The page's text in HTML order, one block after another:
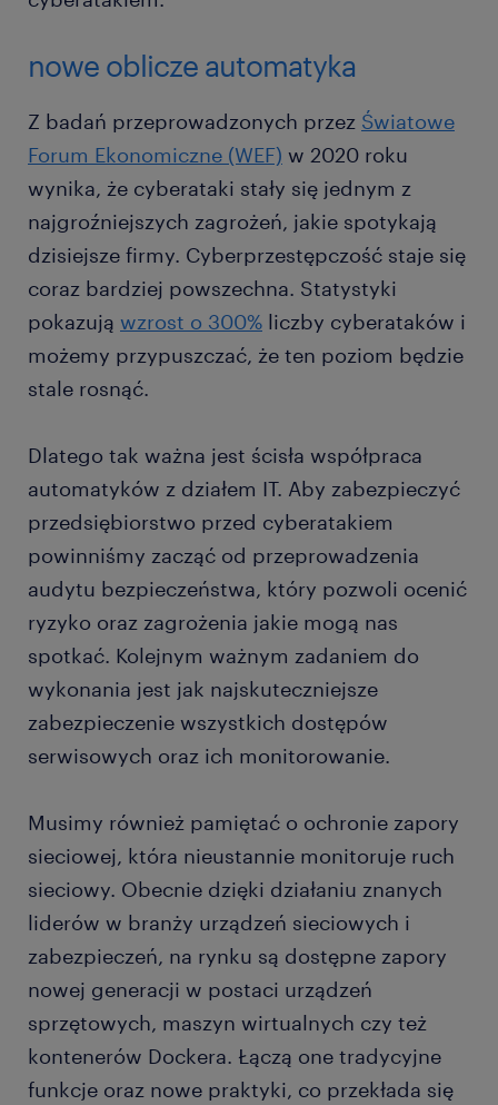
nowe oblicze automatyka
Z badań przeprowadzonych przez Światowe
Forum Ekonomiczne (WEF) w 2020 roku
wynika, że cyberataki stały się jednym z
najgroźniejszych zagrożeń, jakie spotykają
dzisiejsze firmy. Cyberprzestępczość staje się
coraz bardziej powszechna. Statystyki
pokazują wzrost o 300% liczby cyberataków i
możemy przypuszczać, że ten poziom będzie
stale rosnąć.
Dlatego tak ważna jest ścisła współpraca
automatyków z działem IT. Aby zabezpieczyć
przedsiębiorstwo przed cyberatakiem
powinniśmy zacząć od przeprowadzenia
audytu bezpieczeństwa, który pozwoli ocenić
ryzyko oraz zagrożenia jakie mogą nas
spotkać. Kolejnym ważnym zadaniem do
wykonania jest jak najskuteczniejsze
zabezpieczenie wszystkich dostępów
serwisowych oraz ich monitorowanie.
Musimy również pamiętać o ochronie zapory
sieciowej, która nieustannie monitoruje ruch
sieciowy. Obecnie dzięki działaniu znanych
liderów w branży urządzeń sieciowych i
zabezpieczeń, na rynku są dostępne zapory
nowej generacji w postaci urządzeń
sprzętowych, maszyn wirtualnych czy też
kontenerów Dockera. Łączą one tradycyjne
funkcje oraz nowe praktyki, co przekłada się